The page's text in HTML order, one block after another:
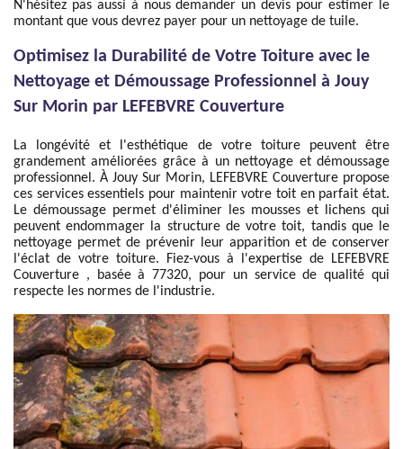
N'hésitez pas aussi à nous demander un devis pour estimer le
montant que vous devrez payer pour un nettoyage de tuile.
Optimisez la Durabilité de Votre Toiture avec le
Nettoyage et Démoussage Professionnel à Jouy
Sur Morin par LEFEBVRE Couverture
La longévité et l'esthétique de votre toiture peuvent être
grandement améliorées grâce à un nettoyage et démoussage
professionnel. À Jouy Sur Morin, LEFEBVRE Couverture propose
ces services essentiels pour maintenir votre toit en parfait état.
Le démoussage permet d'éliminer les mousses et lichens qui
peuvent endommager la structure de votre toit, tandis que le
nettoyage permet de prévenir leur apparition et de conserver
l'éclat de votre toiture. Fiez-vous à l'expertise de LEFEBVRE
Couverture , basée à 77320, pour un service de qualité qui
respecte les normes de l'industrie.